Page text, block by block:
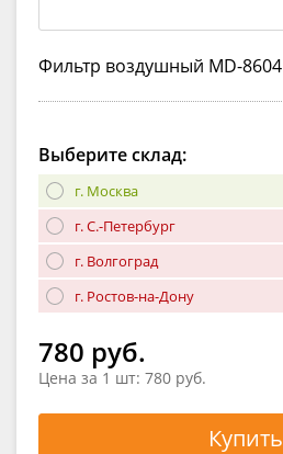
Фильтр воздушный MD-8604
Выберите склад:
г. Москва
г. С.-Петербург
г. Волгоград
г. Ростов-на-Дону
780 руб.
Цена за 1 шт: 780 руб.
Купить